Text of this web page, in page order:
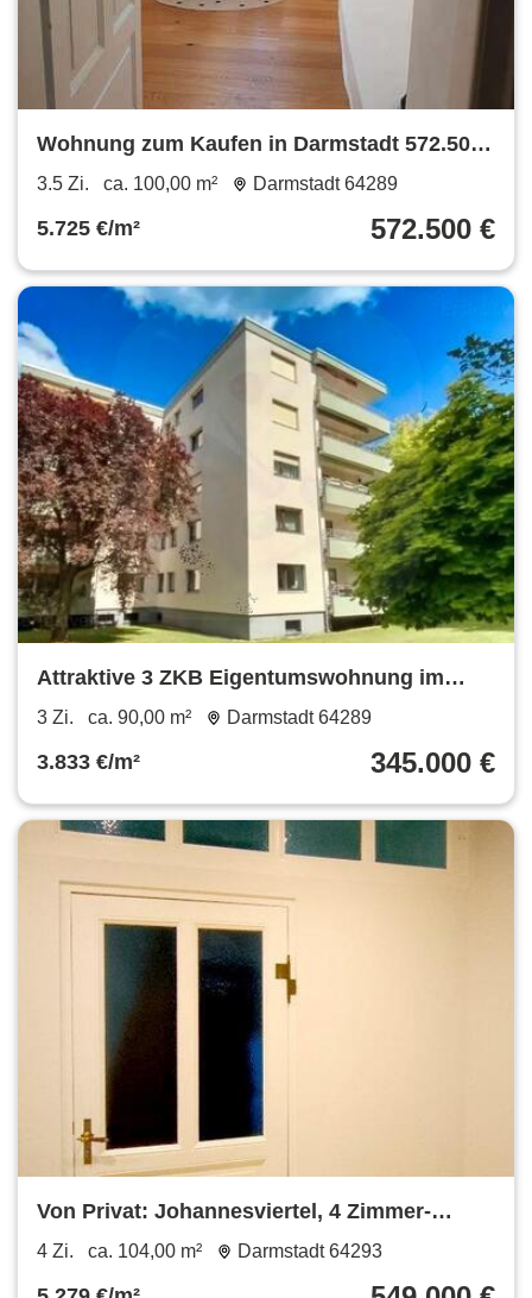
Wohnung zum Kaufen in Darmstadt 572.500
€ 100 m²
3.5 Zi. ca. 100,00 m² Darmstadt 64289
5.725 €/m² 572.500 €
Attraktive 3 ZKB Eigentumswohnung im
begehrten Komponistenviertel
3 Zi. ca. 90,00 m² Darmstadt 64289
3.833 €/m² 345.000 €
Von Privat: Johannesviertel, 4 Zimmer-
Altbau, 2 Bäder, Balkon
4 Zi. ca. 104,00 m² Darmstadt 64293